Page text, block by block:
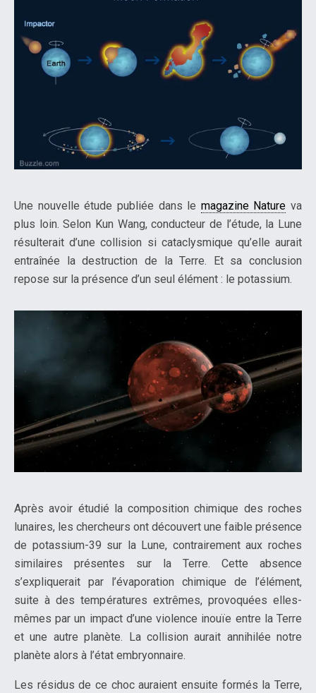
Une nouvelle étude publiée dans le magazine Nature va
plus loin. Selon Kun Wang, conducteur de l’étude, la Lune
résulterait d’une collision si cataclysmique qu’elle aurait
entraînée la destruction de la Terre. Et sa conclusion
repose sur la présence d’un seul élément : le potassium.
Après avoir étudié la composition chimique des roches
lunaires, les chercheurs ont découvert une faible présence
de potassium-39 sur la Lune, contrairement aux roches
similaires présentes sur la Terre. Cette absence
s’expliquerait par l’évaporation chimique de l’élément,
suite à des températures extrêmes, provoquées elles-
mêmes par un impact d’une violence inouïe entre la Terre
et une autre planète. La collision aurait annihilée notre
planète alors à l’état embryonnaire.
Les résidus de ce choc auraient ensuite formés la Terre,